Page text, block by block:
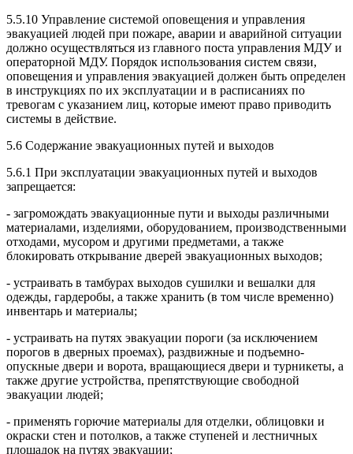
5.5.10 Управление системой оповещения и управления
эвакуацией людей при пожаре, аварии и аварийной ситуации
должно осуществляться из главного поста управления МДУ и
операторной МДУ. Порядок использования систем связи,
оповещения и управления эвакуацией должен быть определен
в инструкциях по их эксплуатации и в расписаниях по
тревогам с указанием лиц, которые имеют право приводить
системы в действие.
5.6 Содержание эвакуационных путей и выходов
5.6.1 При эксплуатации эвакуационных путей и выходов
запрещается:
- загромождать эвакуационные пути и выходы различными
материалами, изделиями, оборудованием, производственными
отходами, мусором и другими предметами, а также
блокировать открывание дверей эвакуационных выходов;
- устраивать в тамбурах выходов сушилки и вешалки для
одежды, гардеробы, а также хранить (в том числе временно)
инвентарь и материалы;
- устраивать на путях эвакуации пороги (за исключением
порогов в дверных проемах), раздвижные и подъемно-
опускные двери и ворота, вращающиеся двери и турникеты, а
также другие устройства, препятствующие свободной
эвакуации людей;
- применять горючие материалы для отделки, облицовки и
окраски стен и потолков, а также ступеней и лестничных
площадок на путях эвакуации;